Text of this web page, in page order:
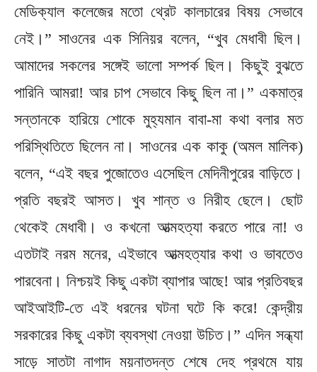
মেডিক্যাল কলেজের মতো থ্রেট কালচারের বিষয় সেভাবে
নেই।” সাওনের এক সিনিয়র বলেন, “খুব মেধাবী ছিল।
আমাদের সকলের সঙ্গেই ভালো সম্পর্ক ছিল। কিছুই বুঝতে
পারিনি আমরা! আর চাপ সেভাবে কিছু ছিল না।” একমাত্র
সন্তানকে হারিয়ে শোকে মুহ্যমান বাবা-মা কথা বলার মত
পরিস্থিতিতে ছিলেন না। সাওনের এক কাকু (অমল মালিক)
বলেন, “এই বছর পুজোতেও এসেছিল মেদিনীপুরের বাড়িতে।
প্রতি বছরই আসত। খুব শান্ত ও নিরীহ ছেলে। ছোট
থেকেই মেধাবী। ও কখনো আত্মহত্যা করতে পারে না! ও
এতটাই নরম মনের, এইভাবে আত্মহত্যার কথা ও ভাবতেও
পারবেনা। নিশ্চয়ই কিছু একটা ব্যাপার আছে! আর প্রতিবছর
আইআইটি-তে এই ধরনের ঘটনা ঘটে কি করে! কেন্দ্রীয়
সরকারের কিছু একটা ব্যবস্থা নেওয়া উচিত।” এদিন সন্ধ্যা
সাড়ে সাতটা নাগাদ ময়নাতদন্ত শেষে দেহ প্রথমে যায়